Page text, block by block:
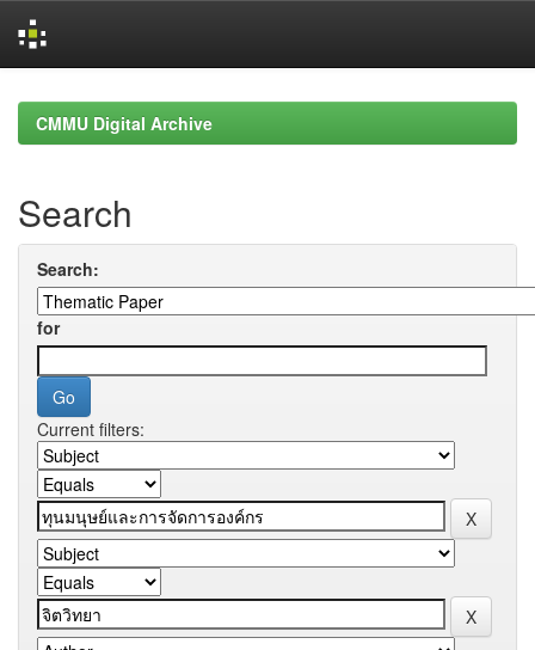
navigationCMMU Digital Archive
Search
Search:
for
Current filters: